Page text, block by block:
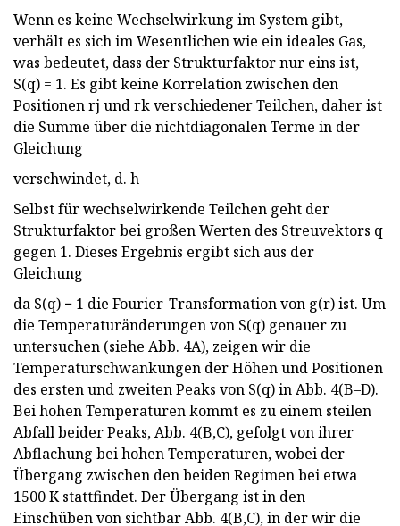
Wenn es keine Wechselwirkung im System gibt,
verhält es sich im Wesentlichen wie ein ideales Gas,
was bedeutet, dass der Strukturfaktor nur eins ist,
S(q) = 1. Es gibt keine Korrelation zwischen den
Positionen rj und rk verschiedener Teilchen, daher ist
die Summe über die nichtdiagonalen Terme in der
Gleichung
verschwindet, d. h
Selbst für wechselwirkende Teilchen geht der
Strukturfaktor bei großen Werten des Streuvektors q
gegen 1. Dieses Ergebnis ergibt sich aus der
Gleichung
da S(q) − 1 die Fourier-Transformation von g(r) ist. Um
die Temperaturänderungen von S(q) genauer zu
untersuchen (siehe Abb. 4A), zeigen wir die
Temperaturschwankungen der Höhen und Positionen
des ersten und zweiten Peaks von S(q) in Abb. 4(B–D).
Bei hohen Temperaturen kommt es zu einem steilen
Abfall beider Peaks, Abb. 4(B,C), gefolgt von ihrer
Abflachung bei hohen Temperaturen, wobei der
Übergang zwischen den beiden Regimen bei etwa
1500 K stattfindet. Der Übergang ist in den
Einschüben von sichtbar Abb. 4(B,C), in der wir die